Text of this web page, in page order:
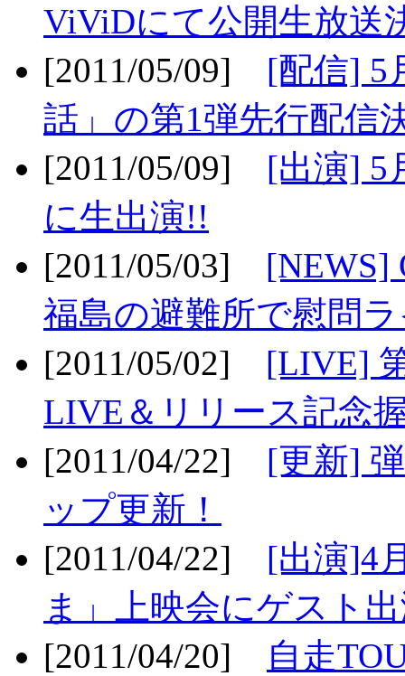
ViViDにて公開生放送
[2011/05/09] [配信] 5
話」の第1弾先行配信
[2011/05/09] [出演] 5
に生出演!!
[2011/05/03] [NEWS]
福島の避難所で慰問
[2011/05/02] [LIVE]
LIVE＆リリース記念
[2011/04/22] [更新]
ップ更新！
[2011/04/22] [出演]4
ま」上映会にゲスト
[2011/04/20]
自走